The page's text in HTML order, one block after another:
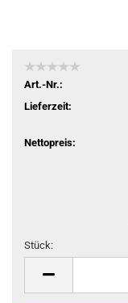
Art.-Nr.:
Lieferzeit:
Nettopreis:
Stück: